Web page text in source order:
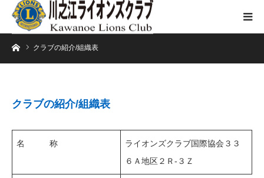
ホームクラブの紹介/組織表
クラブの紹介/組織表
名 称
ライオンズクラブ国際協会３３
６Ａ地区２Ｒ-３Ｚ